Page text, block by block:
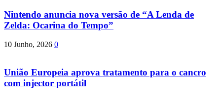
Nintendo anuncia nova versão de “A Lenda de
Zelda: Ocarina do Tempo”
10 Junho, 2026 0
União Europeia aprova tratamento para o cancro
com injector portátil